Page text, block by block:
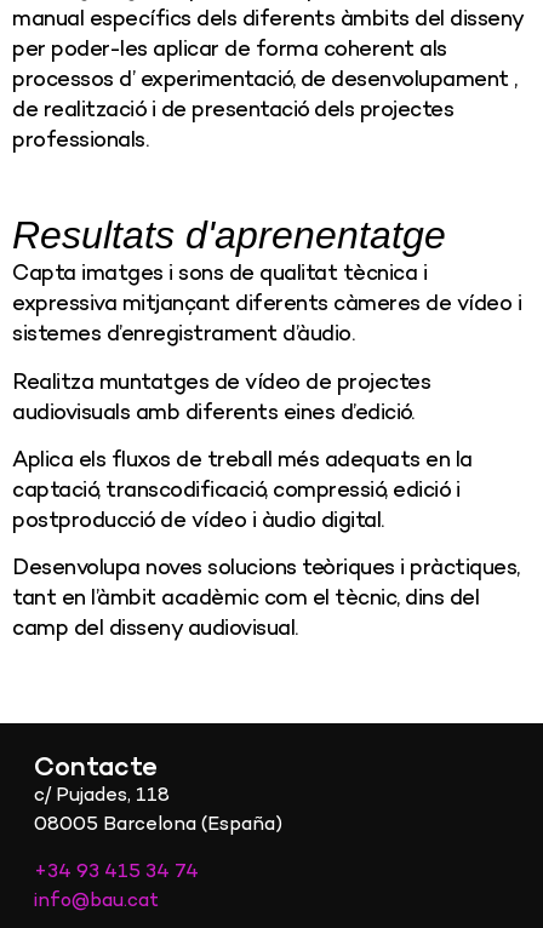
manual específics dels diferents àmbits del disseny
per poder-les aplicar de forma coherent als
processos d’ experimentació, de desenvolupament ,
de realització i de presentació dels projectes
professionals.
Resultats d'aprenentatge
Capta imatges i sons de qualitat tècnica i
expressiva mitjançant diferents càmeres de vídeo i
sistemes d’enregistrament d’àudio.
Realitza muntatges de vídeo de projectes
audiovisuals amb diferents eines d’edició.
Aplica els fluxos de treball més adequats en la
captació, transcodificació, compressió, edició i
postproducció de vídeo i àudio digital.
Desenvolupa noves solucions teòriques i pràctiques,
tant en l’àmbit acadèmic com el tècnic, dins del
camp del disseny audiovisual.
Contacte
c/ Pujades, 118
08005 Barcelona (España)
+34 93 415 34 74
info@bau.cat